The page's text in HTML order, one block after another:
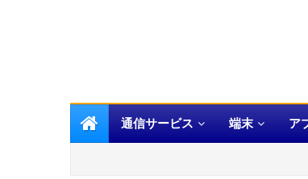
通信サービス 端末 ア